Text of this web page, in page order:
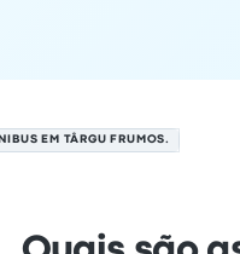
EM TÂRGU FRUMOS.